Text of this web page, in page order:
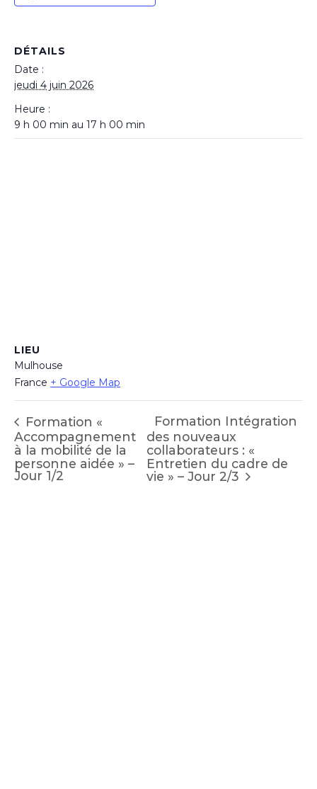
DÉTAILS
Date :
jeudi 4 juin 2026
Heure :
9 h 00 min au 17 h 00 min
LIEU
Mulhouse
France + Google Map
Formation «
Accompagnement
à la mobilité de la
personne aidée » –
Jour 1/2
Formation Intégration
des nouveaux
collaborateurs : «
Entretien du cadre de
vie » – Jour 2/3